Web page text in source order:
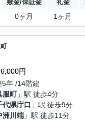
敷金/保証金 礼金
0ヶ月 1ヶ月
円
年 /14階建
服町」駅 徒歩4分
代県庁口 」駅 徒歩9分
洲川端 」駅 徒歩11分